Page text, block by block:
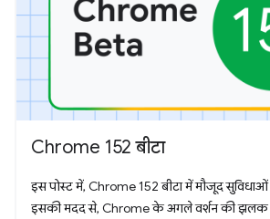
Chrome 152 बीटा
इस पोस्ट में, Chrome 152 बीटा में मौजूद सुविधाओं
इसकी मदद से, Chrome के अगले वर्शन की झलक